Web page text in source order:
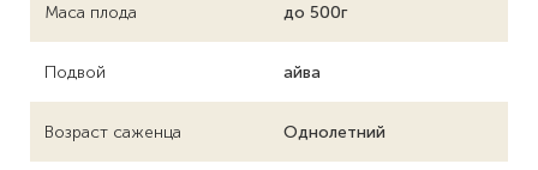
Маса плода до 500г
Подвой айва
Возраст саженца Однолетний